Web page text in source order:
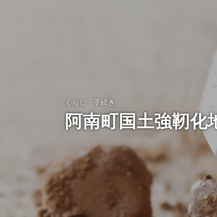
くらし・手続き
阿南町国土強靭化